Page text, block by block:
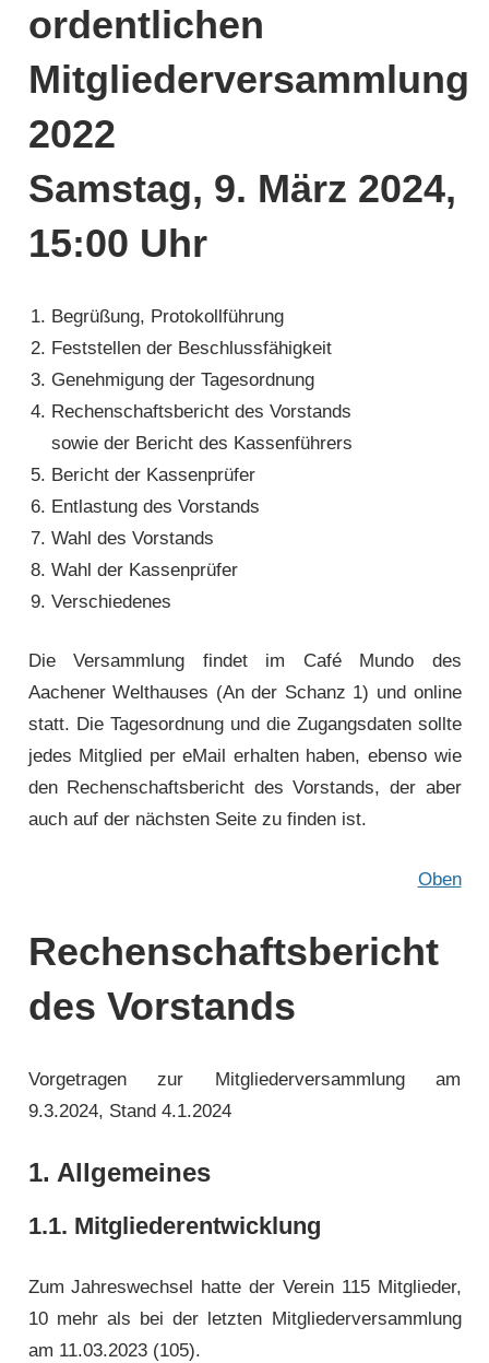
ordentlichen
Mitgliederversammlung
2022
Samstag, 9. März 2024,
15:00 Uhr
Begrüßung, Protokollführung
Feststellen der Beschlussfähigkeit
Genehmigung der Tagesordnung
Rechenschaftsbericht des Vorstands
sowie der Bericht des Kassenführers
Bericht der Kassenprüfer
Entlastung des Vorstands
Wahl des Vorstands
Wahl der Kassenprüfer
Verschiedenes
Die Versammlung findet im Café Mundo des
Aachener Welthauses (An der Schanz 1) und online
statt. Die Tagesordnung und die Zugangsdaten sollte
jedes Mit­glied per eMail erhalten haben, ebenso wie
den Rechenschaftsbericht des Vorstands, der aber
auch auf der nächsten Seite zu finden ist.
Oben
Rechenschaftsbericht
des Vorstands
Vorgetragen zur Mitgliederversammlung am
9.3.2024, Stand 4.1.2024
1. Allgemeines
1.1. Mitgliederentwicklung
Zum Jahreswechsel hatte der Verein 115 Mitglieder,
10 mehr als bei der letzten Mitglieder­versammlung
am 11.03.2023 (105).